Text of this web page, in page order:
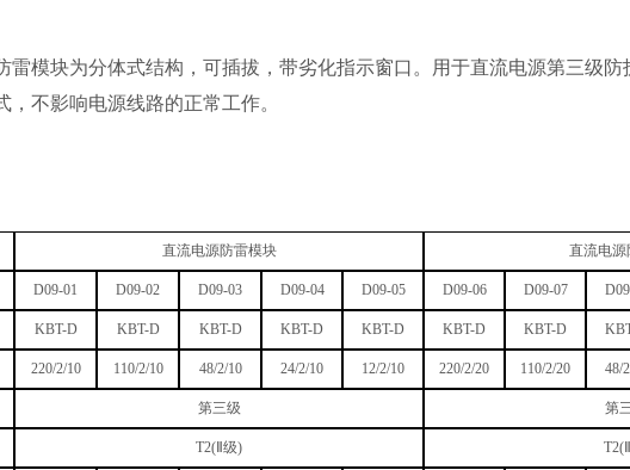
雷模块为分体式结构，可插拔，带劣化指示窗口。用于直流电源第三级
，不影响电源线路的正常工作。
直流电源防雷模块 直流电源
D09-01 D09-02 D09-03 D09-04 D09-05 D09-06 D09-07
KBT-D KBT-D KBT-D KBT-D KBT-D KBT-D KBT-D
220/2/10 110/2/10 48/2/10 24/2/10 12/2/10 220/2/20 110/2/20 48/
第三级 第
T2(Ⅱ级)